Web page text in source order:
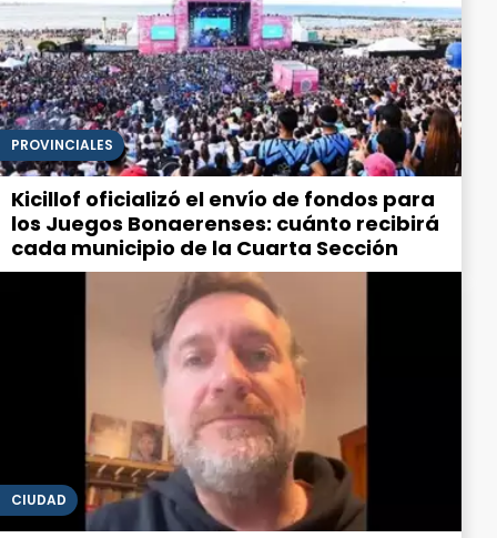
PROVINCIALES
Kicillof oficializó el envío de fondos para
los Juegos Bonaerenses: cuánto recibirá
cada municipio de la Cuarta Sección
CIUDAD